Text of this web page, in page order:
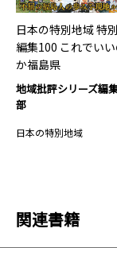
日本の特別地域 特別
編集100 これでい
か福島県
地域批評シリーズ編
部
日本の特別地域
関連書籍